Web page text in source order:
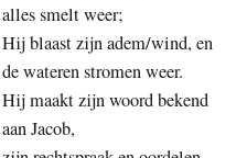
alles smelt weer;
Hij blaast zijn adem/wind, en
de wateren stromen weer.
Hij maakt zijn woord bekend
aan Jacob,